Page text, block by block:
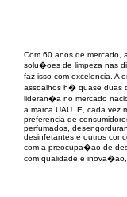
Com 60 anos de mercado,
solu�oes de limpeza nas
faz isso com excelencia. A
assoalhos h� quase duas
lideran�a no mercado
a marca UAU. E, cada vez
preferencia de
perfumados,
desinfetantes e outros
com a preocupa�ao de
com qualidade e